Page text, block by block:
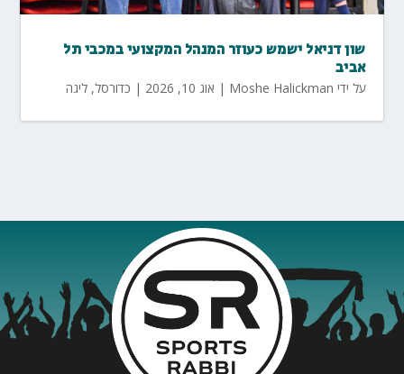
שון דניאל ישמש כעוזר המנהל המקצועי במכבי תל
אביב
על ידי Moshe Halickman
| אוג 10, 2026 | כדורסל,ליגה